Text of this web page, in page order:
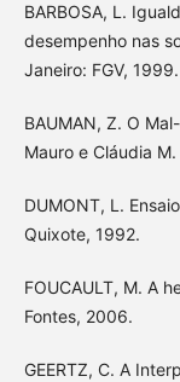
BARBOSA, L.
desempenho nas
Janeiro: FGV, 1999.
BAUMAN, Z. O
Mauro e Cláudia
DUMONT, L.
Quixote, 1992.
FOUCAULT, M. A
Fontes, 2006.
GEERTZ, C. A